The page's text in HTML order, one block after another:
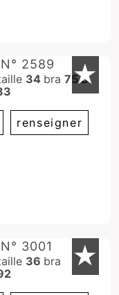
★
2589
34 bra 75 B
renseigner
★
3001
36 bra